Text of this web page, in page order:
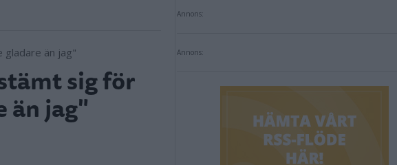
sig för
än jag"
Annons:
Annons: